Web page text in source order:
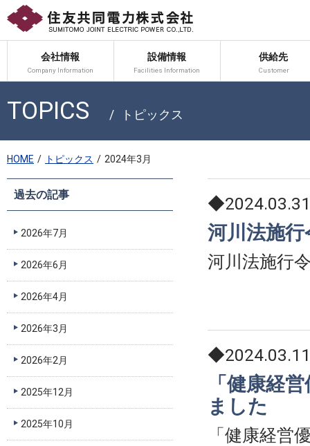
会社情報
Company Information
設備情報
Facilities Information
供給先
Customer
TOPICS トピックス
HOME トピックス 2024年3月
◆2024.03.31
河川法施
河川法施行
◆2024.03.11
「健康経
ました
「健康経営
過去の記事
2026年7月
2026年6月
2026年4月
2026年3月
2026年2月
2025年12月
2025年10月